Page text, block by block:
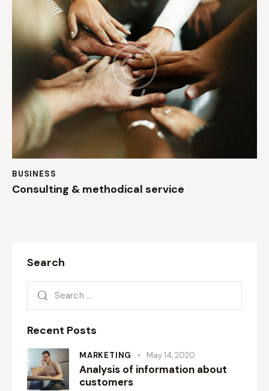
BUSINESS
Consulting & methodical service
Search
Recent Posts
MARKETING May 14, 2020
Analysis of information about
customers